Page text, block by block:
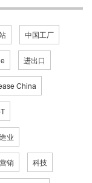
中国工厂
进出口
China
业
销 科技